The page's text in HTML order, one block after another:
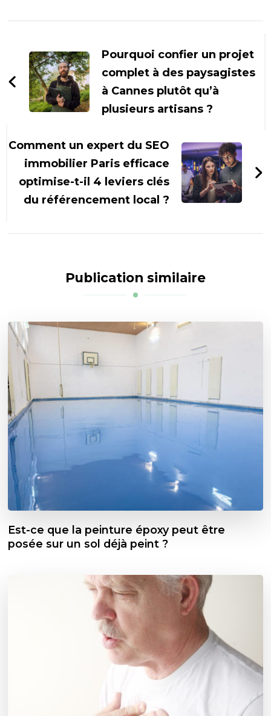
d'article
Pourquoi confier un projet
complet à des paysagistes
à Cannes plutôt qu’à
plusieurs artisans ?
Comment un expert du SEO
immobilier Paris efficace
optimise-t-il 4 leviers clés
du référencement local ?
Publication similaire
Est-ce que la peinture époxy peut être
posée sur un sol déjà peint ?